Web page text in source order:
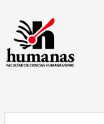
contenido